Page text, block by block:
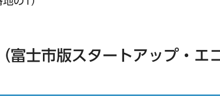
富士市版スタートアップ・エ